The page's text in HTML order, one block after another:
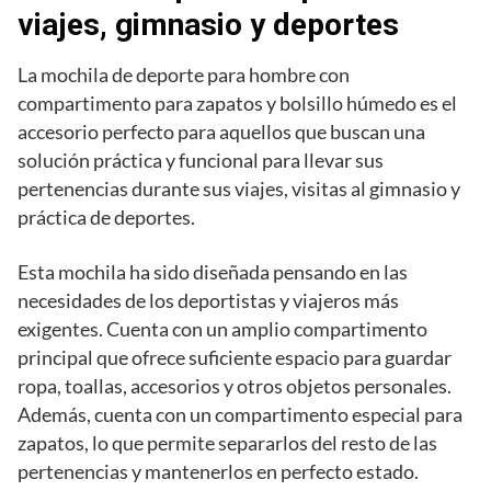
viajes, gimnasio y deportes
La mochila de deporte para hombre con
compartimento para zapatos y bolsillo húmedo es el
accesorio perfecto para aquellos que buscan una
solución práctica y funcional para llevar sus
pertenencias durante sus viajes, visitas al gimnasio y
práctica de deportes.
Esta mochila ha sido diseñada pensando en las
necesidades de los deportistas y viajeros más
exigentes. Cuenta con un amplio compartimento
principal que ofrece suficiente espacio para guardar
ropa, toallas, accesorios y otros objetos personales.
Además, cuenta con un compartimento especial para
zapatos, lo que permite separarlos del resto de las
pertenencias y mantenerlos en perfecto estado.